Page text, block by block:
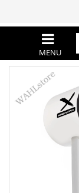
MENU